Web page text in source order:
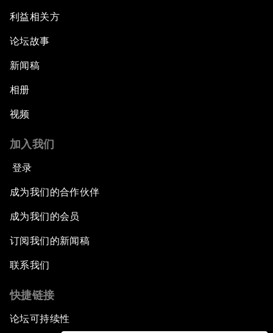
利益相关方
论坛故事
新闻稿
相册
视频
加入我们
登录
成为我们的合作伙伴
成为我们的会员
订阅我们的新闻稿
联系我们
快捷链接
论坛可持续性